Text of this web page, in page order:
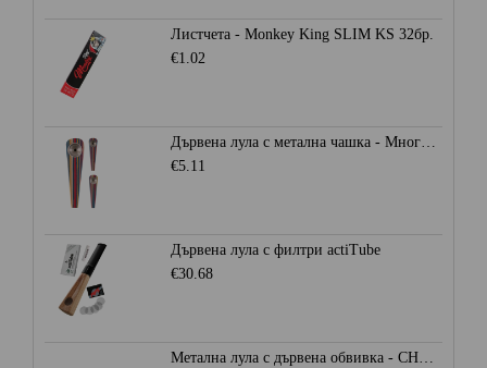
Листчета - Monkey King SLIM KS 32бр.
€1.02
Дървена лула с метална чашка - Многоцветна
€5.11
Дървена лула с филтри actiTube
€30.68
Метална лула с дървена обвивка - CHAMP HIGH